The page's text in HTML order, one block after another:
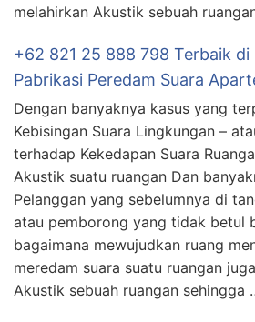
melahirkan Akustik sebuah
+62 821 25 888 798 Terbaik di
Pabrikasi Peredam Suara
Dengan banyaknya kasus yang
Kebisingan Suara Lingkungan –
terhadap Kekedapan Suara
Akustik suatu ruangan Dan
Pelanggan yang sebelumnya di
atau pemborong yang tidak betul
bagaimana mewujudkan ruang
meredam suara suatu ruangan
Akustik sebuah ruangan sehingga